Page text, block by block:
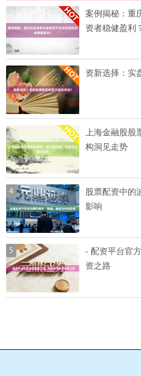
案例揭秘：重
资者稳健盈利
资新选择：实
上海金融股股
构洞见走势
4
股票配资中的
影响
5
- 配资平台官
资之路